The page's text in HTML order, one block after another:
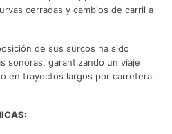
cerradas y cambios de carril a
de sus surcos ha sido
sonoras, garantizando un viaje
en trayectos largos por carretera.